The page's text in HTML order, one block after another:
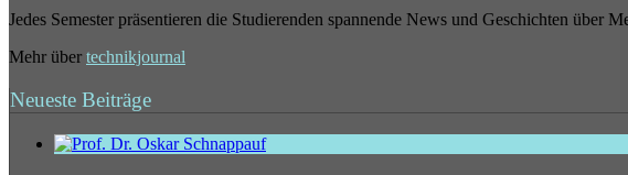
Jedes Semester präsentieren die Studierenden spannende News und Geschichten
Mehr über technikjournal
Neueste Beiträge